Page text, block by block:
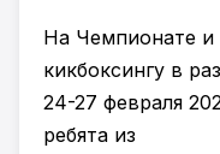
На Чемпионате
кикбоксингу в
24-27 февраля
ребята из